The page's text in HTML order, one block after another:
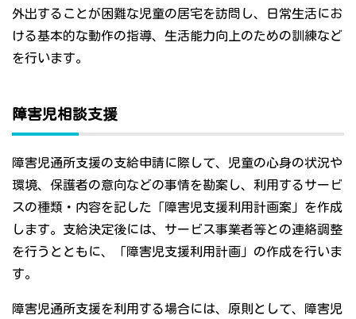
外出することが困難な児童の居宅を訪問し、日常生活にお
ける基本的な動作の指導、生活能力向上のための訓練など
を行います。
障害児相談支援
障害児通所支援の支給申請に際して、児童の心身の状況や
環境、保護者の意向などの事情を勘案し、利用するサービ
スの種類・内容を記した「障害児支援利用計画案」を作成
します。支給決定後には、サービス事業者等との連絡調整
を行うとともに、「障害児支援利用計画」の作成を行いま
す。
障害児通所支援を利用する場合には、原則として、障害児